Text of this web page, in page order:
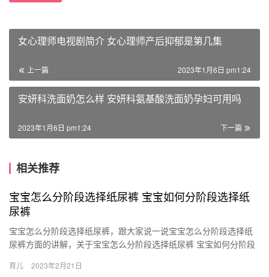
女心理师电视剧简介 女心理师产后抑郁是第几集
上一篇 2023年1月6日 pm1:24
安妍科洗面奶怎么样 安妍科氨基酸洗面奶孕妇可用吗
下一篇
2023年1月6日 pm1:24
相关推荐
宝宝怎么分阶段选择纸尿裤 宝宝如何分阶段选择纸
尿裤
宝宝怎么分阶段选择纸尿裤，跟大家说一说宝宝怎么分阶段选择纸
尿裤方面的讲解，关于宝宝怎么分阶段选择纸尿裤 宝宝如何分阶段
生…
育儿 2023年2月21日